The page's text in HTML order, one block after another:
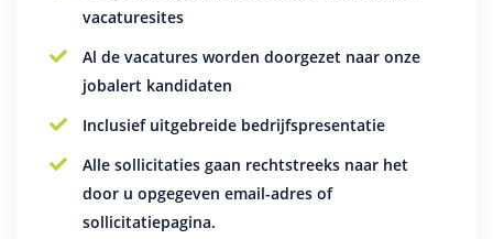
vacaturesites
Al de vacatures worden doorgezet naar onze
jobalert kandidaten
Inclusief uitgebreide bedrijfspresentatie
Alle sollicitaties gaan rechtstreeks naar het
door u opgegeven email-adres of
sollicitatiepagina.